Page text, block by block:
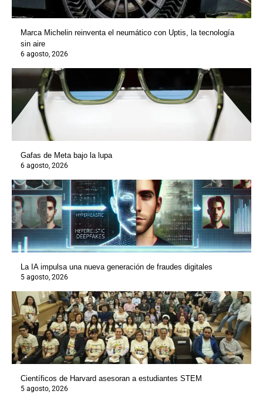
Marca Michelin reinventa el neumático con Uptis, la tecnología
sin aire
6 agosto, 2026
Gafas de Meta bajo la lupa
6 agosto, 2026
La IA impulsa una nueva generación de fraudes digitales
5 agosto, 2026
Científicos de Harvard asesoran a estudiantes STEM
5 agosto, 2026